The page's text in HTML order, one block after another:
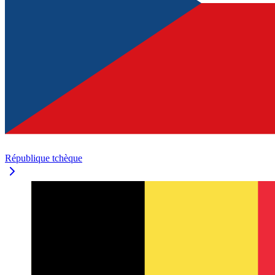
République tchèque